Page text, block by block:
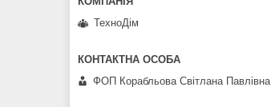
ТехноДім
ФОП Корабльова Світлана Павлівна